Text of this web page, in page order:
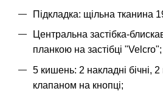
Підкладка: щільна тканина
Центральна застібка-
планкою на застібці "Velcro";
5 кишень: 2 накладні бічні,
клапаном на кнопці;